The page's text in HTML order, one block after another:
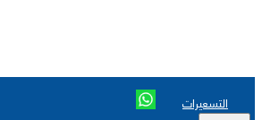
التسعيرات